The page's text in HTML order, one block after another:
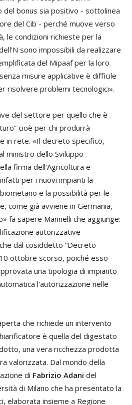
del bonus sia positivo - sottolinea
del Cib - perché muove verso
le condizioni richieste per la
sono impossibili da realizzare
del Mipaaf per la loro
misure applicative è difficile
risolvere problemi tecnologici».
del settore per quello che è
cioè per chi produrrà
in rete. «Il decreto specifico,
ministro dello Sviluppo
firma dell'Agricoltura e
per i nuovi impianti la
e la possibilità per le
come già avviene in Germania,
fa sapere Mannelli che aggiunge:
autorizzative
dal cosiddetto “Decreto
ottobre scorso, poiché esso
una tipologia di impianto
l'autorizzazione nelle
che richiede un intervento
è quella del digestato
una vera ricchezza prodotta
valorizzata. Dal mondo della
di Fabrizio Adani del
di Milano che ha presentato la
elaborata insieme a Regione